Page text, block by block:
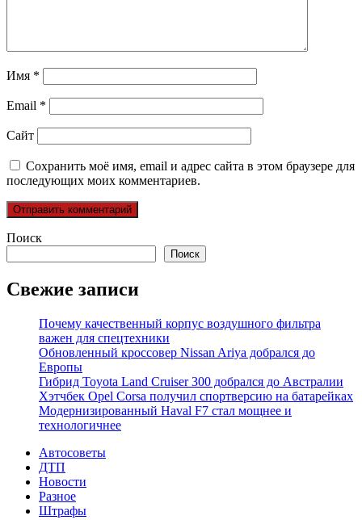
Имя *
Email *
Сайт
Сохранить моё имя, email и адрес сайта в этом браузере для
последующих моих комментариев.
Поиск
Поиск
Свежие записи
Почему качественный корпус воздушного фильтра
важен для спецтехники
Обновленный кроссовер Nissan Ariya добрался до
Европы
Гибрид Toyota Land Cruiser 300 добрался до Австралии
Хэтчбек Opel Corsa получил спортверсию на батарейках
Модернизированный Haval F7 стал мощнее и
технологичнее
Автосоветы
ДТП
Новости
Разное
Штрафы